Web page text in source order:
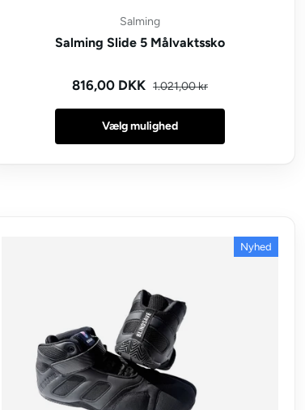
Salming
Salming Slide 5 Målvaktssko
Kampagnepris
816,00 DKK Normal pris
1.021,00 kr
Vælg mulighed
Nyhed